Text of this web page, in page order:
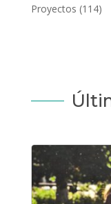
Proyectos (114)